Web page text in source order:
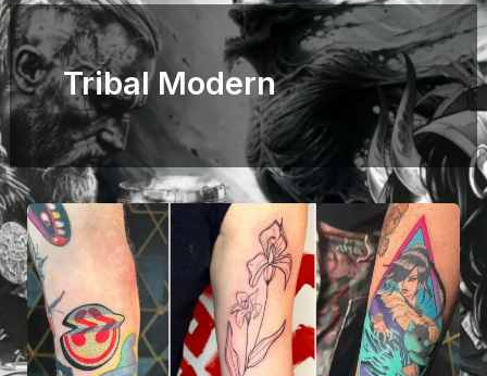
Tribal Modern